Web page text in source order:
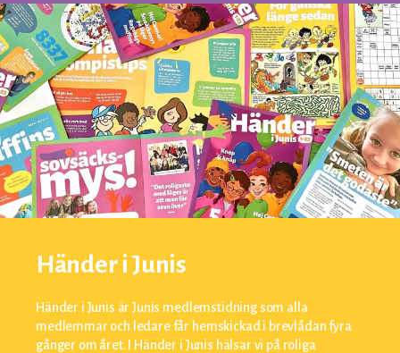
Händer i Junis
Händer i Junis är Junis medlemstidning som alla
medlemmar och ledare får hemskickad i brevlådan fyra
gånger om året. I Händer i Junis hälsar vi på roliga